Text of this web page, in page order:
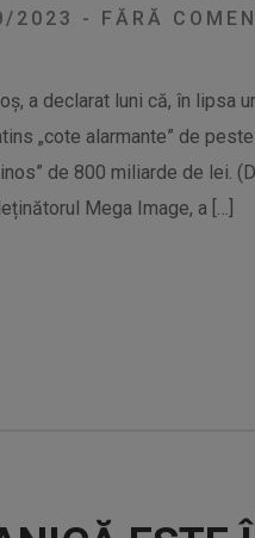
2023 - FĂRĂ
a declarat luni că, în lipsa
„cote alarmante” de
de 800 miliarde de lei.
Mega Image, a […]